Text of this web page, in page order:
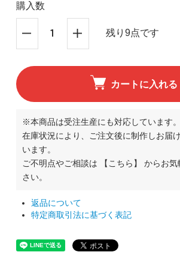
購入数
残り9点です
カートに入れる
※本商品は受注生産にも対応しています。
在庫状況により、ご注文後に制作しお届
います。
ご不明点やご相談は
【こちら】
からお気
さい。
返品について
特定商取引法に基づく表記